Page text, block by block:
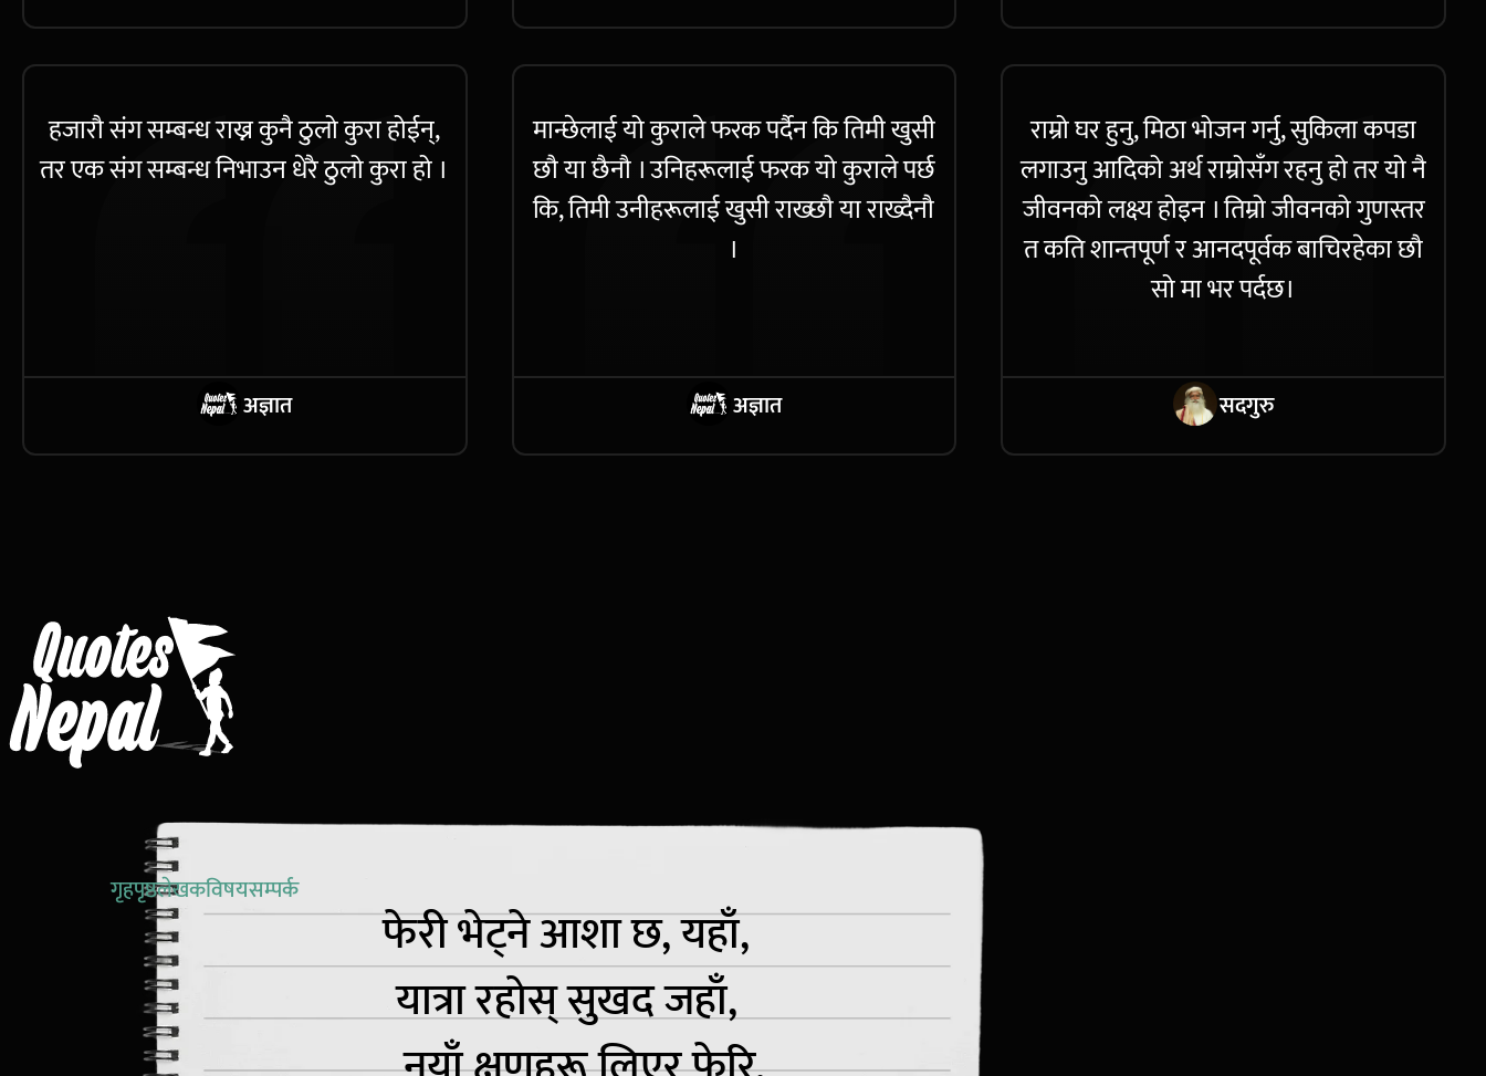
हजारौ संग सम्बन्ध राख्न कुनै ठुलो कुरा होईन्,
तर एक संग सम्बन्ध निभाउन धेरै ठुलो कुरा हो ।
अज्ञात
मान्छेलाई यो कुराले फरक पर्दैन कि तिमी खुसी
छौ या छैनौ । उनिहरूलाई फरक यो कुराले पर्छ
कि, तिमी उनीहरूलाई खुसी राख्छौ या राख्दैनौ
।
अज्ञात
राम्रो घर हुनु, मिठा भोजन गर्नु, सुकिला कपडा
लगाउनु आदिको अर्थ राम्रोसँग रहनु हो तर यो नै
जीवनको लक्ष्य होइन । तिम्रो जीवनको गुणस्तर
त कति शान्तपूर्ण र आनदपूर्वक बाचिरहेका छौ
सो मा भर पर्दछ।
सदगुरु
गृहपृष्ठलेखकविषयसम्पर्क
फेरी भेट्ने आशा छ, यहाँ,
यात्रा रहोस् सुखद जहाँ,